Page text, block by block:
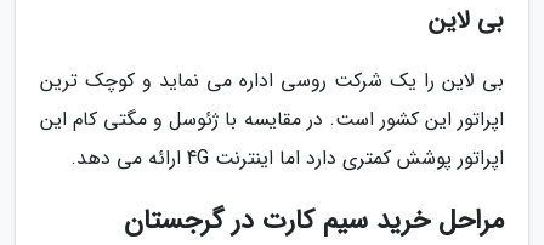
بی لاین
بی لاین را یک شرکت روسی اداره می نماید و کوچک ترین
اپراتور این کشور است. در مقایسه با ژئوسل و مگتی کام این
اپراتور پوشش کمتری دارد اما اینترنت 4G ارائه می دهد.
مراحل خرید سیم کارت در گرجستان